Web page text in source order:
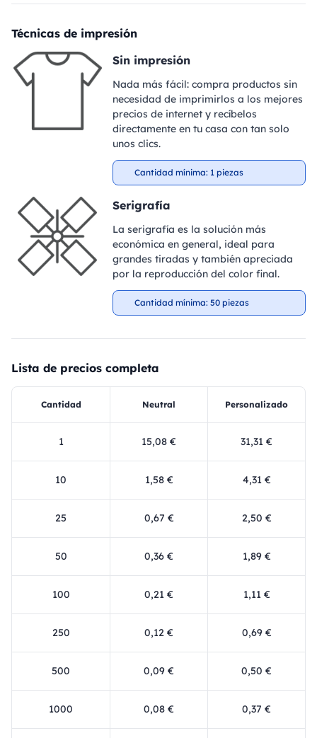
Técnicas de impresión
Sin impresión
Nada más fácil: compra productos sin
necesidad de imprimirlos a los mejores
precios de internet y recíbelos
directamente en tu casa con tan solo
unos clics.
Cantidad mínima: 1 piezas
Serigrafía
La serigrafía es la solución más
económica en general, ideal para
grandes tiradas y también apreciada
por la reproducción del color final.
Cantidad mínima: 50 piezas
Lista de precios completa
Cantidad Neutral Personalizado
1 15,08 € 31,31 €
10 1,58 € 4,31 €
25 0,67 € 2,50 €
50 0,36 € 1,89 €
100 0,21 € 1,11 €
250 0,12 € 0,69 €
500 0,09 € 0,50 €
1000 0,08 € 0,37 €